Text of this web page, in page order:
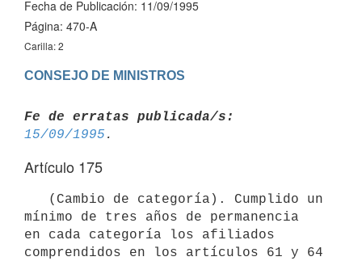
Fecha de Publicación: 11/09/1995
Página: 470-A
Carilla: 2
Fe de erratas publicada/s:
15/09/1995
Artículo 175
mínimo de tres años de permanencia
en cada categoría los afiliados
comprendidos en los artículos 61 y 64